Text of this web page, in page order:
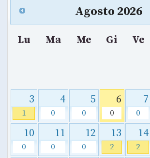
Agosto 2026
Lu Ma Me Gi Ve
3
1
4
0
5
0
6
0
7
0
10
0
11
0
12
0
13
2
14
2